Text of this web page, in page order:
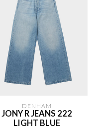
DENHAM
JONY R JEANS 222
LIGHT BLUE